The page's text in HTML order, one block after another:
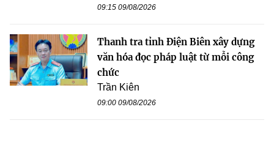
09:15 09/08/2026
Thanh tra tỉnh Điện Biên xây dựng
văn hóa đọc pháp luật từ mỗi công
chức
Trần Kiên
09:00 09/08/2026